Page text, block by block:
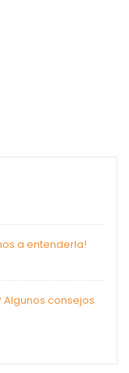
a entenderla!
consejos